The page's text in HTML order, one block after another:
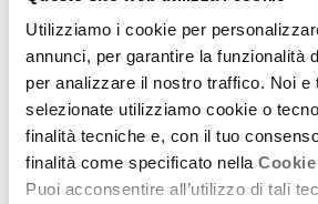
Utilizziamo i cookie per
annunci, per garantire la funzionalità
per analizzare il nostro traffico. Noi e
selezionate utilizziamo cookie o
finalità tecniche e, con il tuo
finalità come specificato nella
Puoi acconsentire all’utilizzo di tali
Emilia-Romagna Music Commission
Modern Night: ballare con i
6 luglio 2026
Intervista ad Alex Fernet
Ascolta downloadPodcast